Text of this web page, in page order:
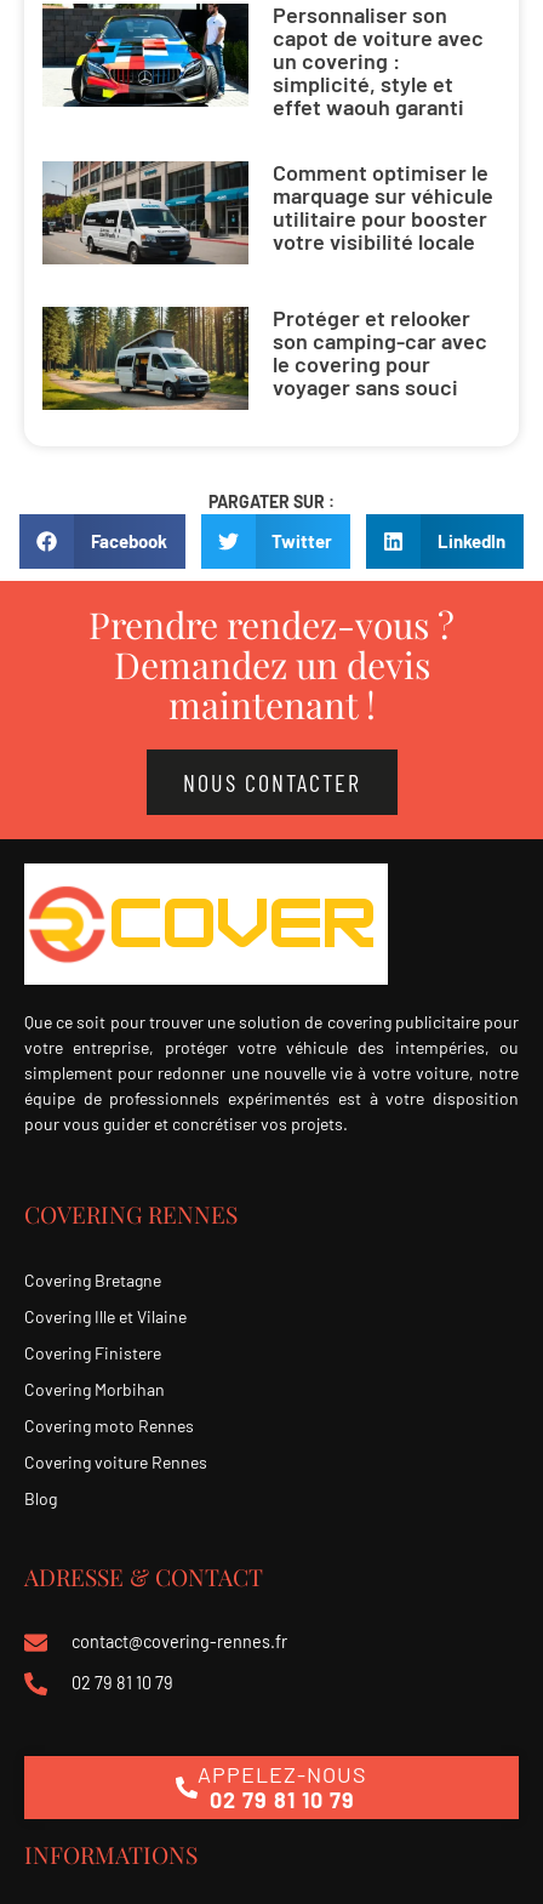
Personnaliser son
capot de voiture avec
un covering :
simplicité, style et
effet waouh garanti
Comment optimiser le
marquage sur véhicule
utilitaire pour booster
votre visibilité locale
Protéger et relooker
son camping-car avec
le covering pour
voyager sans souci
PARGATER SUR :
Facebook Twitter LinkedIn
Prendre rendez-vous ?
Demandez un devis
maintenant !
NOUS CONTACTER
Que ce soit pour trouver une solution de covering publicitaire pour
votre entreprise, protéger votre véhicule des intempéries, ou
simplement pour redonner une nouvelle vie à votre voiture, notre
équipe de professionnels expérimentés est à votre disposition
pour vous guider et concrétiser vos projets.
COVERING RENNES
Covering Bretagne
Covering Ille et Vilaine
Covering Finistere
Covering Morbihan
Covering moto Rennes
Covering voiture Rennes
Blog
ADRESSE & CONTACT
contact@covering-rennes.fr
02 79 81 10 79
APPELEZ-NOUS
02 79 81 10 79
INFORMATIONS